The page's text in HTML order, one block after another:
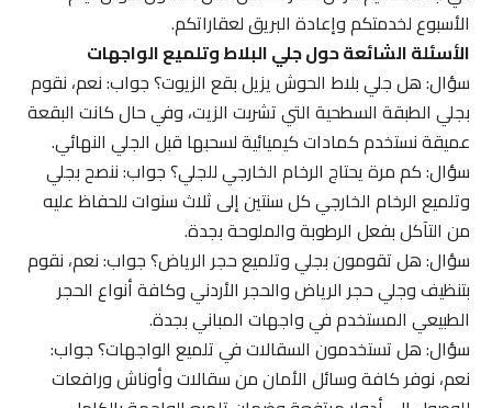
الأسبوع لخدمتكم وإعادة البريق لعقاراتكم.
الأسئلة الشائعة حول جلي البلاط وتلميع الواجهات
سؤال: هل جلي بلاط الحوش يزيل بقع الزيوت؟ جواب: نعم، نقوم
بجلي الطبقة السطحية التي تشربت الزيت، وفي حال كانت البقعة
عميقة نستخدم كمادات كيميائية لسحبها قبل الجلي النهائي.
سؤال: كم مرة يحتاج الرخام الخارجي للجلي؟ جواب: ننصح بجلي
وتلميع الرخام الخارجي كل سنتين إلى ثلاث سنوات للحفاظ عليه
من التآكل بفعل الرطوبة والملوحة بجدة.
سؤال: هل تقومون بجلي وتلميع حجر الرياض؟ جواب: نعم، نقوم
بتنظيف وجلي حجر الرياض والحجر الأردني وكافة أنواع الحجر
الطبيعي المستخدم في واجهات المباني بجدة.
سؤال: هل تستخدمون السقالات في تلميع الواجهات؟ جواب:
نعم، نوفر كافة وسائل الأمان من سقالات وأوناش ورافعات